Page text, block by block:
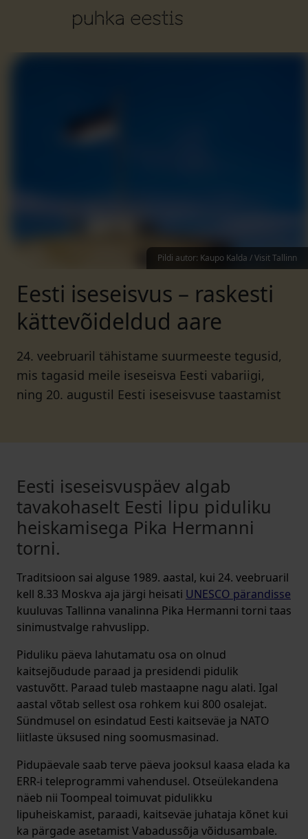
Pildi autor: Kaupo Kalda / Visit Tallinn
Eesti iseseisvus – raskesti
kättevõideldud aare
24. veebruaril tähistame suurmeeste tegusid,
mis tagasid meile iseseisva Eesti vabariigi,
ning 20. augustil Eesti iseseisvuse taastamist
Eesti iseseisvuspäev algab
tavakohaselt Eesti lipu piduliku
heiskamisega Pika Hermanni
torni.
Traditsioon sai alguse 1989. aastal, kui 24. veebruaril
kell 8.33 Moskva aja järgi heisati UNESCO pärandisse
kuuluvas Tallinna vanalinna Pika Hermanni torni taas
sinimustvalge rahvuslipp.
Piduliku päeva lahutamatu osa on olnud
kaitsejõudude paraad ja presidendi pidulik
vastuvõtt. Paraad tuleb mastaapne nagu alati. Igal
aastal võtab sellest osa rohkem kui 800 osalejat.
Sündmusel on esindatud Eesti kaitseväe ja NATO
liitlaste üksused ning soomusmasinad.
Pidupäevale saab terve päeva jooksul kaasa elada ka
ERR-i teleprogrammi vahendusel. Otseülekandena
näeb nii Toompeal toimuvat pidulikku
lipuheiskamist, paraadi, kaitseväe juhataja kõnet kui
ka pärgade asetamist Vabadussõja võidusambale.